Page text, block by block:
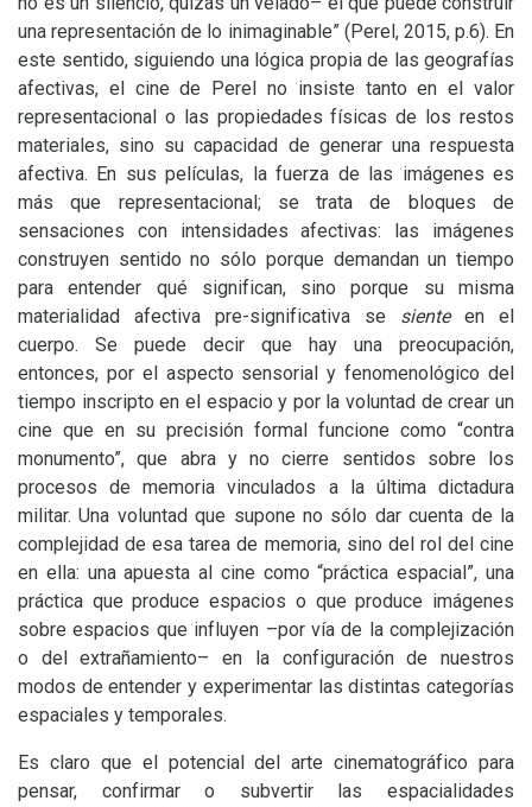
una representación de lo inimaginable” (Perel, 2015, p.6). En
este sentido, siguiendo una lógica propia de las geografías
afectivas, el cine de Perel no insiste tanto en el valor
representacional o las propiedades físicas de los restos
materiales, sino su capacidad de generar una respuesta
afectiva. En sus películas, la fuerza de las imágenes es
más que representacional; se trata de bloques de
sensaciones con intensidades afectivas: las imágenes
construyen sentido no sólo porque demandan un tiempo
para entender qué significan, sino porque su misma
materialidad afectiva pre-significativa se sienteen el
cuerpo. Se puede decir que hay una preocupación,
entonces, por el aspecto sensorial y fenomenológico del
tiempo inscripto en el espacio y por la voluntad de crear un
cine que en su precisión formal funcione como “contra
monumento”, que abra y no cierre sentidos sobre los
procesos de memoria vinculados a la última dictadura
militar. Una voluntad que supone no sólo dar cuenta de la
complejidad de esa tarea de memoria, sino del rol del cine
en ella: una apuesta al cine como “práctica espacial”, una
práctica que produce espacios o que produce imágenes
sobre espacios que influyen –por vía de la complejización
o del extrañamiento– en la configuración de nuestros
modos de entender y experimentar las distintas categorías
espaciales y temporales.
Es claro que el potencial del arte cinematográfico para
pensar, confirmar o subvertir las espacialidades